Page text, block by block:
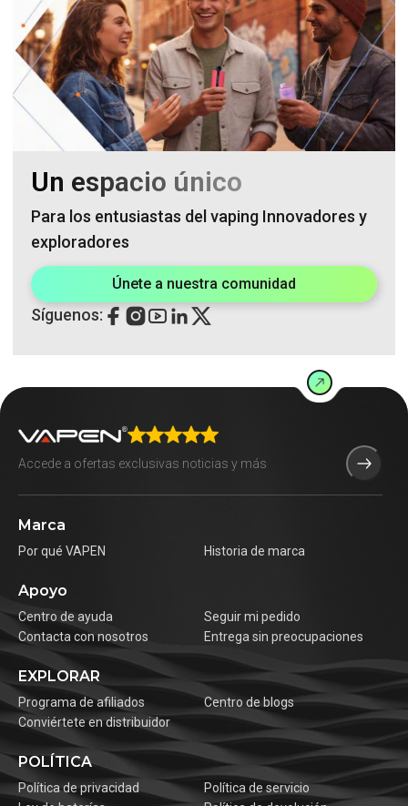
Un espacio único
Para los entusiastas del vaping Innovadores y
exploradores
Únete a nuestra comunidad
Síguenos:
Marca
Por qué VAPEN Historia de marca
Apoyo
Centro de ayuda
Seguir mi pedido
Contacta con nosotros
Entrega sin preocupaciones
EXPLORAR
Programa de afiliados
Centro de blogs
Conviértete en distribuidor
POLÍTICA
Política de privacidad
Política de servicio